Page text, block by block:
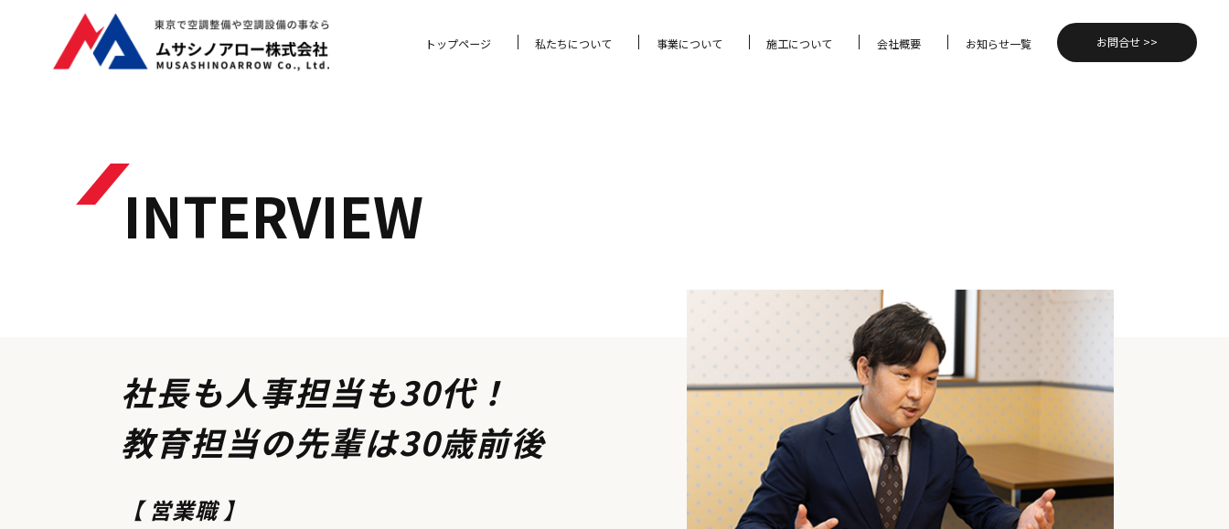
トップページ 私たちについて 事業について 施工について 会社概要 お知らせ一覧 お問合せ >>
INTERVIEW
社長も人事担当も30代！
教育担当の先輩は30歳前後
【 営業職 】